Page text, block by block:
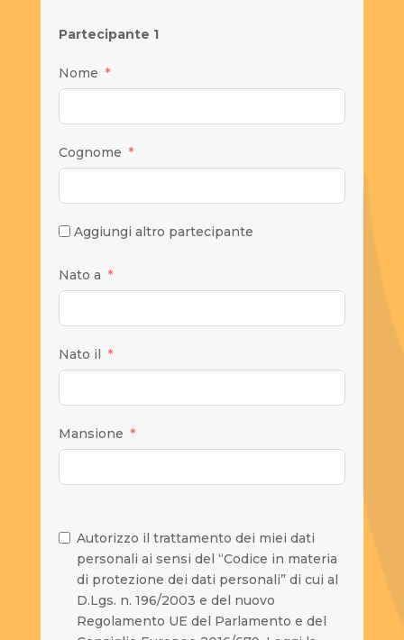
Partecipante 1
Nome
Cognome
Aggiungi altro partecipante
Nato a
Nato il
Mansione
Autorizzo il trattamento dei miei dati
personali ai sensi del “Codice in materia
di protezione dei dati personali” di cui al
D.Lgs. n. 196/2003 e del nuovo
Regolamento UE del Parlamento e del